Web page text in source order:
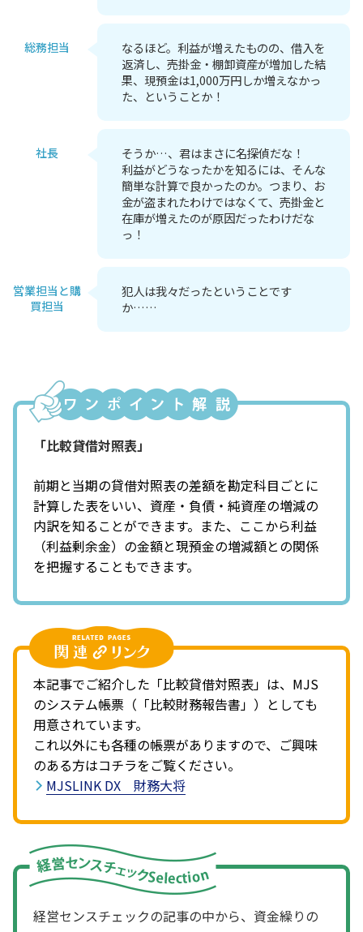
総務担当
なるほど。利益が増えたものの、借入を
返済し、売掛金・棚卸資産が増加した結
果、現預金は1,000万円しか増えなかっ
た、ということか！
社長
そうか…、君はまさに名探偵だな！
利益がどうなったかを知るには、そんな
簡単な計算で良かったのか。つまり、お
金が盗まれたわけではなくて、売掛金と
在庫が増えたのが原因だったわけだな
っ！
営業担当と購
買担当
犯人は我々だったということです
か……
「比較貸借対照表」
前期と当期の貸借対照表の差額を勘定科目ごとに
計算した表をいい、資産・負債・純資産の増減の
内訳を知ることができます。また、ここから利益
（利益剰余金）の金額と現預金の増減額との関係
を把握することもできます。
本記事でご紹介した「比較貸借対照表」は、MJS
のシステム帳票（「比較財務報告書」）としても
用意されています。
これ以外にも各種の帳票がありますので、ご興味
のある方はコチラをご覧ください。
MJSLINK DX 財務大将
経営センスチェックの記事の中から、資金繰りの